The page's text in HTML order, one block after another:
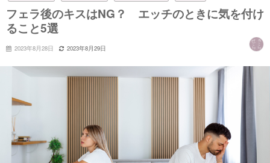
フェラ後のキスはNG？ エッチのときに気を付け
ること5選
2023年8月28日 2023年8月29日